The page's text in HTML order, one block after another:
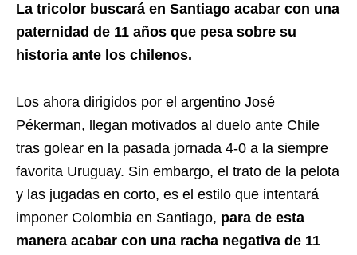
La tricolor buscará en Santiago acabar con una
paternidad de 11 años que pesa sobre su
historia ante los chilenos.
Los ahora dirigidos por el argentino José
Pékerman, llegan motivados al duelo ante Chile
tras golear en la pasada jornada 4-0 a la siempre
favorita Uruguay. Sin embargo, el trato de la pelota
y las jugadas en corto, es el estilo que intentará
imponer Colombia en Santiago, para de esta
manera acabar con una racha negativa de 11